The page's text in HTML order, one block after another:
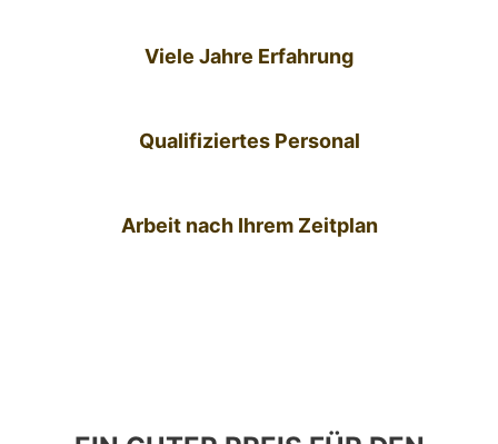
Viele Jahre Erfahrung
Qualifiziertes Personal
Arbeit nach Ihrem Zeitplan